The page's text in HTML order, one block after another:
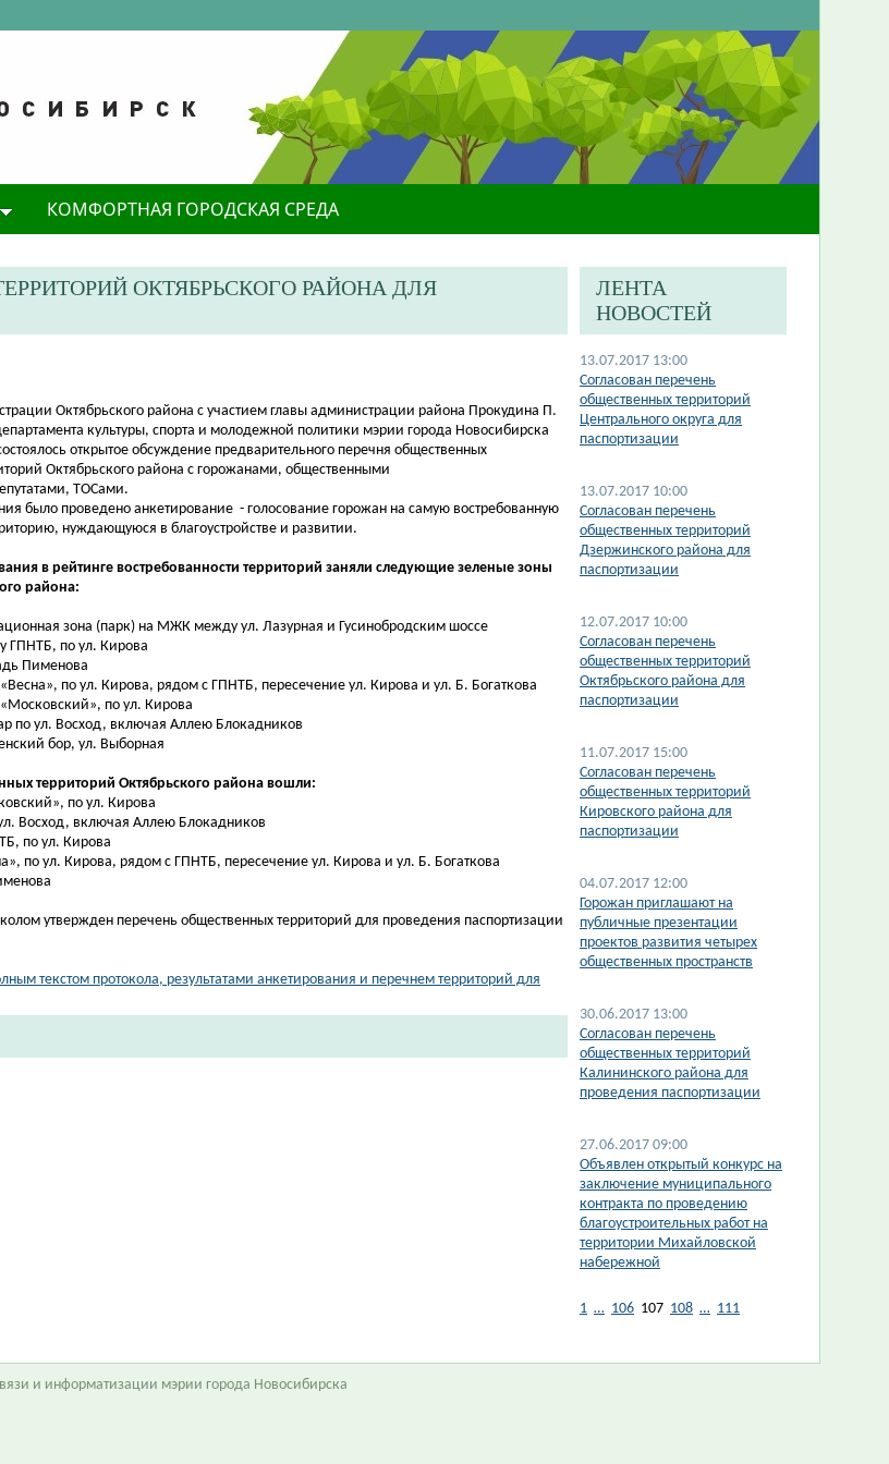
КОМФОРТНАЯ ГОРОДСКАЯ СРЕДА
ОКТЯБРЬСКОГО РАЙОНА ДЛЯ
Октябрьского района с участием главы администрации района Прокудина П.
культуры, спорта и молодежной политики мэрии города Новосибирска
открытое обсуждение предварительного перечня общественных
Октябрьского района с горожанами, общественными
ТОСами.
было проведено анкетирование - голосование горожан на самую востребованную
нуждающуюся в благоустройстве и развитии.
в рейтинге востребованности территорий заняли следующие зеленые зоны
района:
зона (парк) на МЖК между ул. Лазурная и Гусинобродским шоссе
ГПНТБ, по ул. Кирова
Пименова
по ул. Кирова, рядом с ГПНТБ, пересечение ул. Кирова и ул. Б. Богаткова
по ул. Кирова
по ул. Восход, включая Аллею Блокадников
бор, ул. Выборная
территорий Октябрьского района вошли:
по ул. Кирова
Восход, включая Аллею Блокадников
по ул. Кирова
по ул. Кирова, рядом с ГПНТБ, пересечение ул. Кирова и ул. Б. Богаткова
утвержден перечень общественных территорий для проведения паспортизации
текстом протокола, результатами анкетирования и перечнем территорий для
ЛЕНТА
НОВОСТЕЙ
13.07.2017 13:00
Согласован перечень
общественных территорий
Центрального округа для
паспортизации
13.07.2017 10:00
Согласован перечень
общественных территорий
Дзержинского района для
паспортизации
12.07.2017 10:00
Согласован перечень
общественных территорий
Октябрьского района для
паспортизации
11.07.2017 15:00
Согласован перечень
общественных территорий
Кировского района для
паспортизации
04.07.2017 12:00
Горожан приглашают на
публичные презентации
проектов развития четырех
общественных пространств
30.06.2017 13:00
Согласован перечень
общественных территорий
Калининского района для
проведения паспортизации
27.06.2017 09:00
Объявлен открытый конкурс на
заключение муниципального
контракта по проведению
благоустроительных работ на
территории Михайловской
набережной
1 … 106 107 108 … 111
и информатизации мэрии города Новосибирска